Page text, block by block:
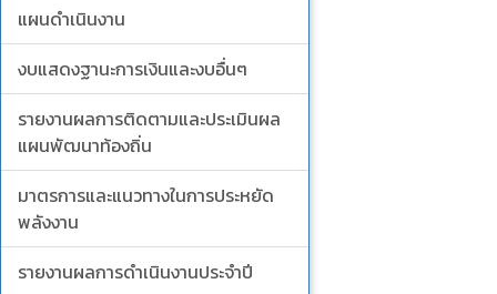
แผนดำเนินงาน
งบแสดงฐานะการเงินและงบอื่นๆ
รายงานผลการติดตามและประเมินผล
แผนพัฒนาท้องถิ่น
มาตรการและแนวทางในการประหยัด
พลังงาน
รายงานผลการดำเนินงานประจำปี